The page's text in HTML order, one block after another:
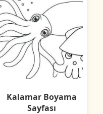
Kalamar Boyama
Sayfası